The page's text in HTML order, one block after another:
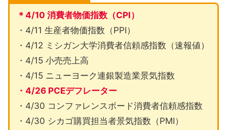
＊4/10 消費者物価指数（CPI）
・4/11 生産者物価指数（PPI）
・4/12 ミシガン大学消費者信頼感指数（速報値）
・4/15 小売売上高
・4/15 ニューヨーク連銀製造業景気指数
・4/26 PCEデフレーター
・4/30 コンファレンスボード消費者信頼感指数
・4/30 シカゴ購買担当者景気指数（PMI）